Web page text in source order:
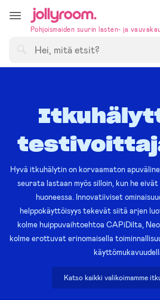
till
innehålletPohjoismaiden suurin lasten- ja
Hyvä itkuhälytin on korvaamaton
seurata lastaan myös silloin, kun he eivät
huoneessa. Innovatiiviset
helppokäyttöisyys tekevät siitä arjen
kolme huippuvaihtoehtoa CAPiDilta,
kolme erottuvat erinomaisella
Katso kaikki valikoimamme